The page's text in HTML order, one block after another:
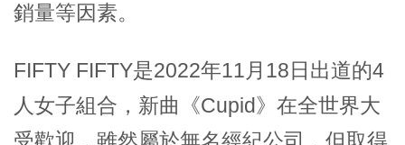
銷量等因素。
FIFTY FIFTY是2022年11月18日出道的4
人女子組合，新曲《Cupid》在全世界大